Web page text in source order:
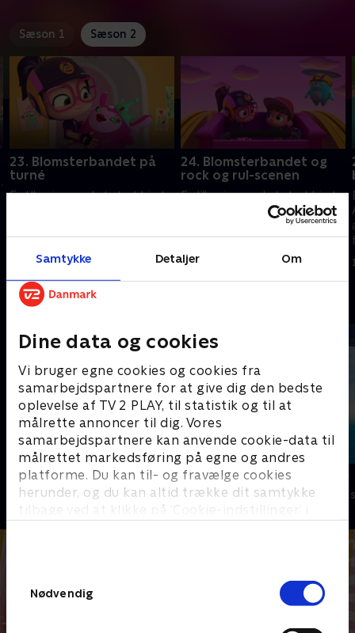
Samtykke Detaljer Om
Dine data og cookies
Vi bruger egne cookies og cookies fra
samarbejdspartnere for at give dig den bedste
oplevelse af TV 2 PLAY, til statistik og til at
målrette annoncer til dig. Vores
samarbejdspartnere kan anvende cookie-data til
målrettet markedsføring på egne og andres
platforme. Du kan til- og fravælge cookies
herunder, og du kan altid trække dit samtykke
tilbage ved at klikke på ’Cookie-indstillinger’ i
Nødvendig
Sæson 1 Sæson 2
23. Blomsterbandet på
turné
En lille pige med et stort hjerte.
følelser sammen med de
nuttede Fuzzlies.
1. januar 2023 • 22 min
24. Blomsterbandet og
rock og rul-scenen
En lille pige med et stort hjerte.
Abby hjælper sine venner med
at løse problemer og svære
følelser sammen med de
nuttede Fuzzlies.
1. januar 2023 • 22 min
Andre så også
Magnus & Myggen
Børneserier • 1 sæsoner
Vicke Viking
Børneserier • 1